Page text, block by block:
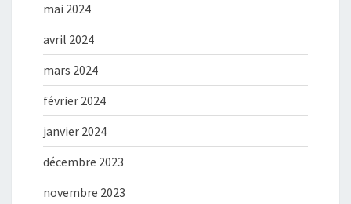
mai 2024
avril 2024
mars 2024
février 2024
janvier 2024
décembre 2023
novembre 2023